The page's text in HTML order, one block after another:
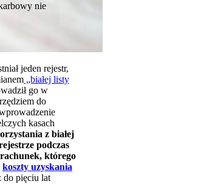
nie
jeden rejestr,
„białej listy
go w
do
kasach
z białej
podczas
którego
koszty uzyskania
pięciu lat